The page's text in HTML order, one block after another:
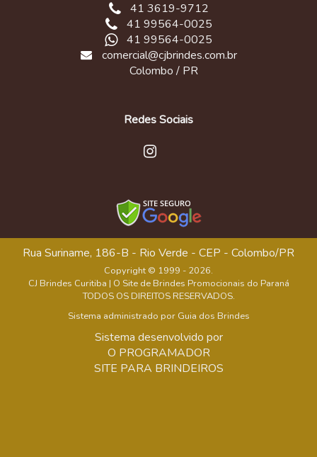
41 3619-9712
41 99564-0025
41 99564-0025
comercial@cjbrindes.com.br
Colombo / PR
Redes Sociais
Rua Suriname, 186-B - Rio Verde - CEP - Colombo/PR
Copyright © 1999 - 2026.
CJ Brindes Curitiba | O Site de Brindes Promocionais do Paraná
TODOS OS DIREITOS RESERVADOS.
Sistema administrado por Guia dos Brindes
Sistema desenvolvido por
O PROGRAMADOR
SITE PARA BRINDEIROS